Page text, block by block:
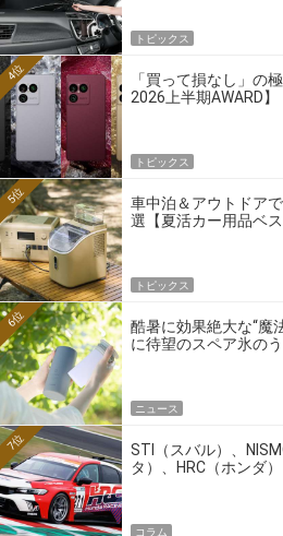
トピックス
「買って損なし」の
2026上半期AWARD】
4位
トピックス
車中泊＆アウトドア
選【夏活カー用品ベス
5位
トピックス
酷暑に効果絶大な“魔
に待望のスペア氷の
6位
ニュース
STI（スバル）、
タ）、HRC（ホンダ
7位
コラム